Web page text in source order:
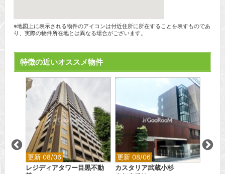
※地図上に表示される物件のアイコンは付近住所に所在することを表すものであ
り、実際の物件所在地とは異なる場合がございます。
特徴の近いオススメ物件
更新 08/06
レジディアタワー目黒不動
更新 08/06
カスタリア武蔵小杉